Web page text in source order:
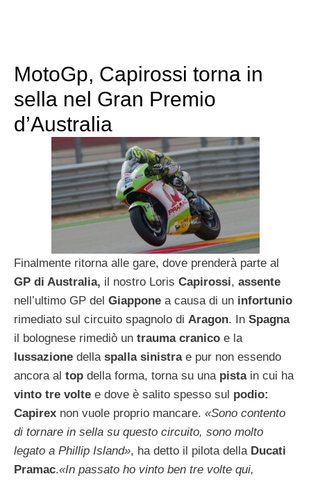
MotoGp, Capirossi torna in
sella nel Gran Premio
d’Australia
Finalmente ritorna alle gare, dove prenderà parte al
GP di Australia, il nostro Loris Capirossi, assente
nell’ultimo GP del Giappone a causa di un infortunio
rimediato sul circuito spagnolo di Aragon. In Spagna
il bolognese rimediò un trauma cranico e la
lussazione della spalla sinistrae pur non essendo
ancora al top della forma, torna su una pistain cui ha
vinto tre volte e dove è salito spesso sul podio:
Capirex non vuole proprio mancare. «Sono contento
di tornare in sella su questo circuito, sono molto
legato a Phillip Island», ha detto il pilota della Ducati
Pramac.«In passato ho vinto ben tre volte qui,